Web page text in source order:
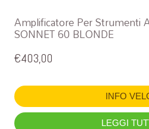
Amplificatore Per Strumenti
SONNET 60 BLONDE
€403,00
INFO
LEGGI